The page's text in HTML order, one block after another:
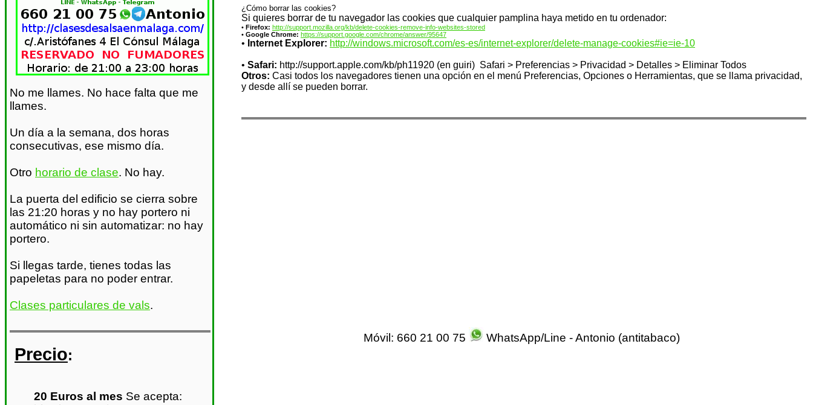
No me llames. No hace falta que me
llames.
Un día a la semana, dos horas
consecutivas, ese mismo día.
Otro horario de clase. No hay.
La puerta del edificio se cierra sobre
las 21:20 horas y no hay portero ni
automático ni sin automatizar: no hay
portero.
Si llegas tarde, tienes todas las
papeletas para no poder entrar.
Clases particulares de vals.
Precio:
20 Euros al mes Se acepta:
¿Cómo borrar las cookies?
Si quieres borrar de tu navegador las cookies que cualquier pamplina haya metido en tu ordenador:
• Firefox: http://support.mozilla.org/kb/delete-cookies-remove-info-websites-stored
• Google Chrome: https://support.google.com/chrome/answer/95647
• Internet Explorer: http://windows.microsoft.com/es-es/internet-explorer/delete-manage-cookies#ie=ie-10
• Safari: http://support.apple.com/kb/ph11920 (en guiri) Safari > Preferencias > Privacidad > Detalles > Eliminar Todos
Otros: Casi todos los navegadores tienen una opción en el menú Preferencias, Opciones o Herramientas, que se llama privacidad,
y desde allí se pueden borrar.
Móvil: 660 21 00 75 WhatsApp/Line - Antonio (antitabaco)